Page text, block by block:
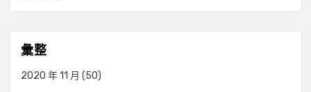
彙整
2020 年 11 月 (50)